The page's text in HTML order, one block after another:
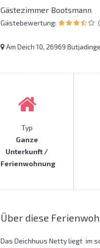
Gästezimmer Bootsmann
Gästebewertung:
Am Deich 10, 26969
Typ
Ganze
Unterkunft /
Ferienwohnung
Über diese
Das Deichhuus Netty liegt im